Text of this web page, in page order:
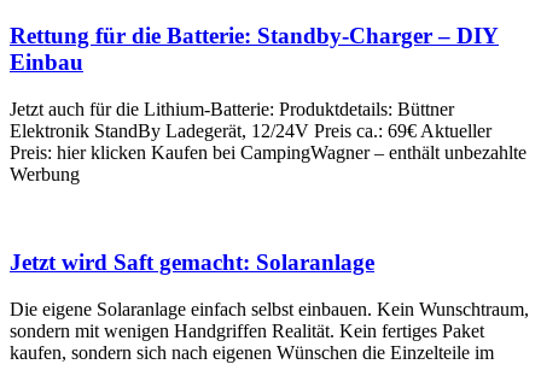
Rettung für die Batterie: Standby-Charger – DIY
Einbau
Jetzt auch für die Lithium-Batterie: Produktdetails: Büttner
Elektronik StandBy Ladegerät, 12/24V Preis ca.: 69€ Aktueller
Preis: hier klicken Kaufen bei CampingWagner – enthält unbezahlte
Werbung
Jetzt wird Saft gemacht: Solaranlage
Die eigene Solaranlage einfach selbst einbauen. Kein Wunschtraum,
sondern mit wenigen Handgriffen Realität. Kein fertiges Paket
kaufen, sondern sich nach eigenen Wünschen die Einzelteile im